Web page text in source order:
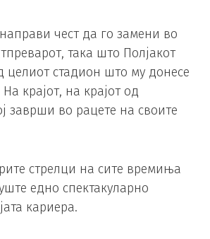
чест да го замени во
така што Полјакот
стадион што му донесе
крајот, на крајот од
заврши во рацете на своите
стрелци на сите времиња
едно спектакуларно
кариера.